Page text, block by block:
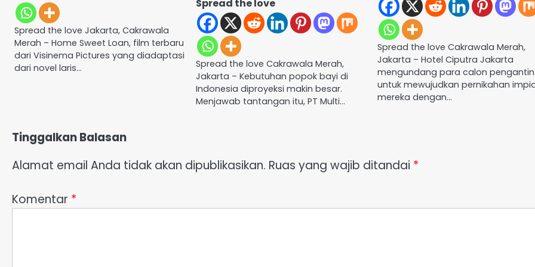
Spread the love Jakarta, Cakrawala
Merah – Home Sweet Loan, film terbaru
dari Visinema Pictures yang diadaptasi
dari novel laris…
Spread the love
Spread the love Cakrawala Merah,
Jakarta – Kebutuhan popok bayi di
Indonesia diproyeksi makin besar.
Menjawab tantangan itu, PT Multi…
Spread the love Cakrawala Merah,
Jakarta – Hotel Ciputra Jakarta
mengundang para calon pengantin
untuk mewujudkan pernikahan
mereka dengan…
Tinggalkan Balasan
Alamat email Anda tidak akan dipublikasikan. Ruas yang wajib ditandai *
Komentar *